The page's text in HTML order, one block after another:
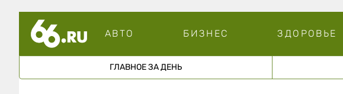
АВТО БИЗНЕС ЗДОРОВЬЕ
ГЛАВНОЕ ЗА ДЕНЬ